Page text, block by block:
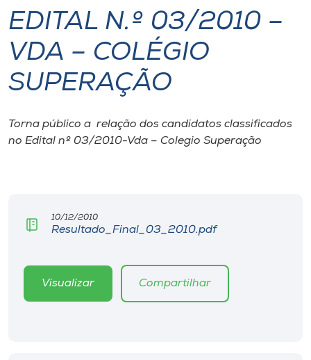
I.nova
Diplomados
Editora
Rádio
EDITAL N.º 03/2010 –
VDA – COLÉGIO
SUPERAÇÃO
Torna público a relação dos candidatos classificados
no Edital nº 03/2010-Vda – Colegio Superação
10/12/2010
Resultado_Final_03_2010.pdf
Visualizar Compartilhar